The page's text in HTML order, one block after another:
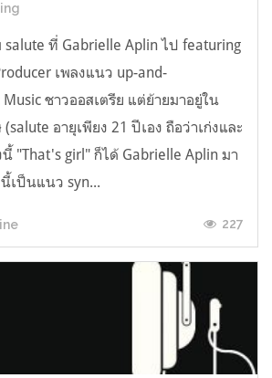
ที่ Gabrielle Aplin ไป featuring
เพลงแนว up-and-
Music ชาวออสเตรีย แต่ย้ายมาอยู่ใน
อายุเพียง 21 ปีเอง ถือว่าเก่งและ
"That's girl" ก็ได้ Gabrielle Aplin มา
เป็นแนว syn...
227